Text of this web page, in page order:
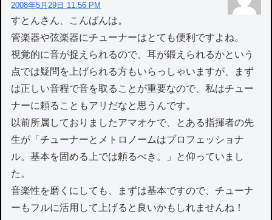
2008年5月29日 11:56 PM
すとんさん、こんばんは。
管楽器や弦楽器にチューナーはとても便利ですよね。
視覚的に音が捉えられるので、耳が鍛えられるかという
点では疑問を上げられる方もいらっしゃいますが、まず
は正しい音程で音を取ることが重要なので、私はチュー
ナーに頼ることもアリだなと思うんです。
以前所属しておりましたアマオケで、とある指揮者の先
生が「チューナーとメトロノームはプロフェッショナ
ル。基本を固める上では頼るべき。」と仰っていまし
た。
音楽性を磨くにしても、まずは基本ですので、チューナ
ーもフルに活用して上げると良いかもしれませんね！